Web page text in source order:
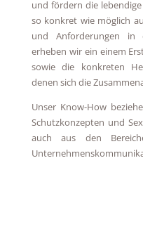
und fördern die
so konkret wie möglich
und Anforderungen in
erheben wir ein einem
sowie die konkreten
denen sich die
Unser Know-How
Schutzkonzepten und
auch aus den